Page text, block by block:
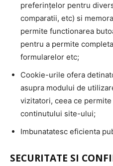
preferințelor pentru
comparatii, etc) si
permite functionarea
pentru a permite
formularelor etc;
Cookie-urile ofera
asupra modului de
vizitatori, ceea ce
continutului site-ului;
Imbunatatesc eficienta
SECURITATE SI